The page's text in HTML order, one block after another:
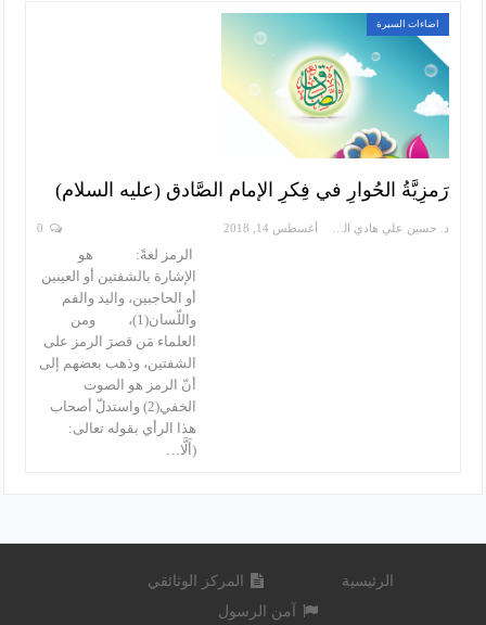
اضاءات السيرة
رَمزِيَّةُ الحُوارِ في فِكرِ الإمام الصَّادق (عليه السلام)
أغسطس 14, 2018
الرمز لغةً: هو
الإشارة بالشفتين أو العينين
أو الحاجبين، واليد والفم
واللّسان(1)، ومن
العلماء مَن قصرَ الرمز على
الشفتين، وذهب بعضهم إلى
أنّ الرمز هو الصوت
الخفي(2) واستدلّ أصحاب
هذا الرأي بقوله تعالى:
(أَلَّا…
الرئيسية
المركز الوثائقي
آمن الرسول